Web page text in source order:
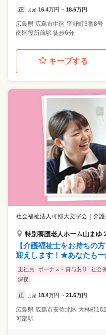
正 月給 16.4万円 ~ 18.6万円
広島県 広島市中区 平野町3番8号
南区役所前駅 徒歩6分
キープする
社会福祉法人可部大文字会 介護
特別養護老人ホーム山まゆ
【介護福祉士をお持ちの
迎えします！★あなたも一
正社員 ボーナス・賞与あり 社会
深夜
正 月給 18.4万円 ~ 21.6万円
広島県 広島市安佐北区 大林町
可部駅